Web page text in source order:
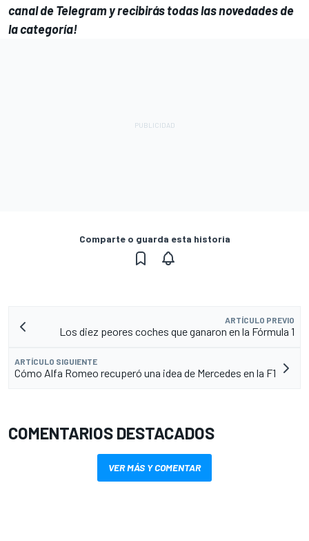
canal de Telegramy recibirás todas las novedades de
la categoría!
Comparte o guarda esta historia
ARTÍCULO PREVIO
Los diez peores coches que ganaron en la Fórmula 1
ARTÍCULO SIGUIENTE
Cómo Alfa Romeo recuperó una idea de Mercedes en la F1
COMENTARIOS DESTACADOS
VER MÁS Y COMENTAR